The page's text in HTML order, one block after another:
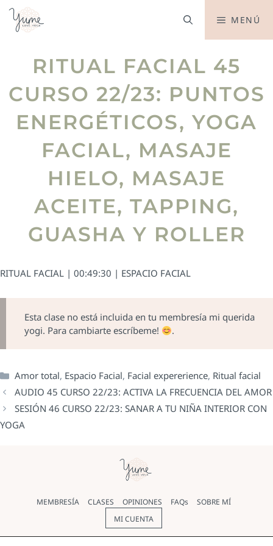
MENÚ
RITUAL FACIAL 45
CURSO 22/23: PUNTOS
ENERGÉTICOS, YOGA
FACIAL, MASAJE
HIELO, MASAJE
ACEITE, TAPPING,
GUASHA Y ROLLER
RITUAL FACIAL | 00:49:30 | ESPACIO FACIAL
Esta clase no está incluida en tu membresía mi querida
yogi. Para cambiarte escríbeme!
.
Amor total, Espacio Facial, Facial expererience, Ritual facial
AUDIO 45 CURSO 22/23: ACTIVA LA FRECUENCIA DEL AMOR
SESIÓN 46 CURSO 22/23: SANAR A TU NIÑA INTERIOR CON
YOGA
MEMBRESÍA CLASES OPINIONES FAQs
SOBRE MÍ
MI CUENTA